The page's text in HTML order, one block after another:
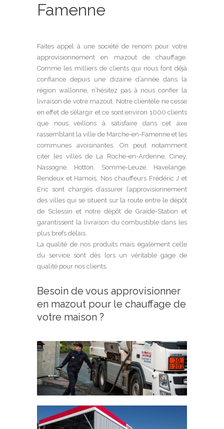
Famenne
Faites appel à une société de renom pour votre
approvisionnement en mazout de chauffage.
Comme les milliers de clients qui nous font déjà
confiance depuis une dizaine d’année dans la
région wallonne, n’hésitez pas à nous confier la
livraison de votre mazout. Notre clientèle ne cesse
en effet de s’élargir et ce sont environ 1000 clients
que nous veillons à satisfaire dans cet axe
rassemblant la ville de Marche-en-Famenne et les
communes avoisinantes. On peut notamment
citer les villes de La Roche-en-Ardenne, Ciney,
Nassogne, Hotton, Somme-Leuze, Havelange,
Rendeux et Hamois. Nos chauffeurs Frédéric J et
Eric sont chargés d’assurer l’approvisionnement
des villes qui se situent sur la route entre le dépôt
de Sclessin et notre dépôt de Graide-Station et
garantissent la livraison du combustible dans les
plus brefs délais.
La qualité de nos produits mais également celle
du service sont dès lors un véritable gage de
qualité pour nos clients.
Besoin de vous approvisionner
en mazout pour le chauffage de
votre maison ?